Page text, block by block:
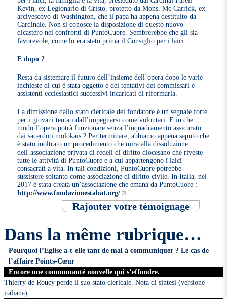
Kevin, ex Legionario di Cristo, protetto da Mons. Mc Carrick, ex
arcivescovo di Washington, che il papa ha appena destituito da
Cardinale. Non si conosce la disposizione di questo nuovo
dicastero nei confronti di PuntoCuore. Sembrerebbe che gli sia
favorevole, come lo era stato prima il Consiglio per i laici.
E dopo ?
Resta da sistemare il futuro dell’insieme dell’opera dopo le varie
inchieste di cui è stata oggetto e dei tentativi dei commissari e
assistenti ecclesiastici successivi incaricati di riformarla.
La dimissione dallo stato clericale del fondatore è un segnale forte
per i giovani tentati dall’impegnarsi come volontari. E in che
modo l’opera potrà funzionare senza l’inquadramento assicurato
dai sacerdoti molokaïs ? Per terminare, abbiamo appena saputo che
è stato inoltrato un procedimento che mira alla dissoluzione
dell’associazione privata di fedeli di diritto diocesano che riveste
tutte le attività di PuntoCuore e a cui appartengono i laici
consacrati a vita. In tali condizioni, PuntoCuore potrebbe
sussistere soltanto come associazione di diritto civile. In Italia, nel
2017 è stata creata un’associazione che emana da PuntoCuore :
http://www.fondazionestabat.org/
Rajouter votre témoignage
Dans la même rubrique…
Pourquoi l’Eglise a-t-elle tant de mal à communiquer ? Le cas de
l’affaire Points-Cœur
Encore une communauté nouvelle qui s’effondre.
Thierry de Roucy perde il suo stato clericale. Nota di sintesi (versione
italiana)